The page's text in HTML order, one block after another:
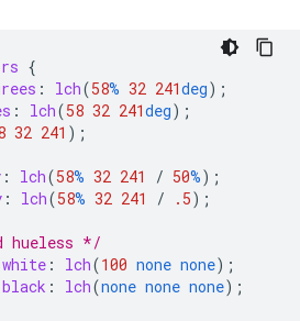
{
: lch(58% 32 241deg);
: lch(58 32 241deg);
32 241 );
: lch(58% 32 241 / 50%);
: lch(58% 32 241 / .5);
hueless */
: lch(100 none none);
: lch(none none none);